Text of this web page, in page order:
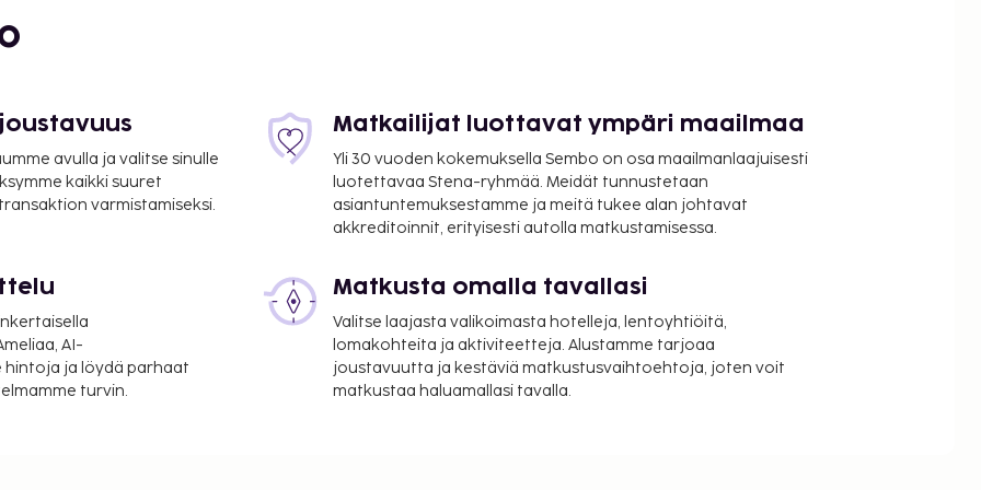
- 38,5 km / 23,9
auki oleva
kuuluu ilmainen
polkupyörät,
avulla ja valitse sinulle
kaikki suuret
varmistamiseksi.
Matkailijat luottavat ympäri maailmaa
Yli 30 vuoden kokemuksella Sembo on osa maailmanlaajuisesti
luotettavaa Stena-ryhmää. Meidät tunnustetaan
asiantuntemuksestamme ja meitä tukee alan johtavat
akkreditoinnit, erityisesti autolla matkustamisessa.
AI-
ja löydä parhaat
turvin.
Matkusta omalla tavallasi
Valitse laajasta valikoimasta hotelleja, lentoyhtiöitä,
lomakohteita ja aktiviteetteja. Alustamme tarjoaa
joustavuutta ja kestäviä matkustusvaihtoehtoja, joten voit
matkustaa haluamallasi tavalla.